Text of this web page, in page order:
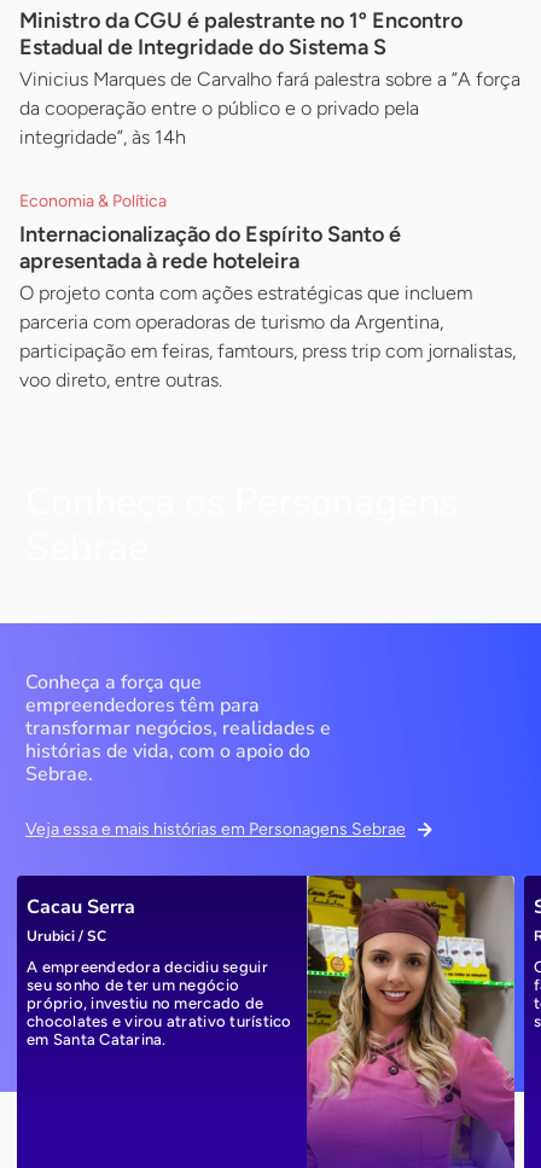
Ministro da CGU é palestrante no 1º Encontro
Estadual de Integridade do Sistema S
Vinicius Marques de Carvalho fará palestra sobre a ”A força
da cooperação entre o público e o privado pela
integridade”, às 14h
Economia & Política
Internacionalização do Espírito Santo é
apresentada à rede hoteleira
O projeto conta com ações estratégicas que incluem
parceria com operadoras de turismo da Argentina,
participação em feiras, famtours, press trip com jornalistas,
voo direto, entre outras.
Conheça a força que
empreendedores têm para
transformar negócios, realidades e
histórias de vida, com o apoio do
Sebrae.
Veja essa e mais histórias em Personagens Sebrae
Cacau Serra
Urubici / SC
A empreendedora decidiu seguir
seu sonho de ter um negócio
próprio, investiu no mercado de
chocolates e virou atrativo turístico
em Santa Catarina.